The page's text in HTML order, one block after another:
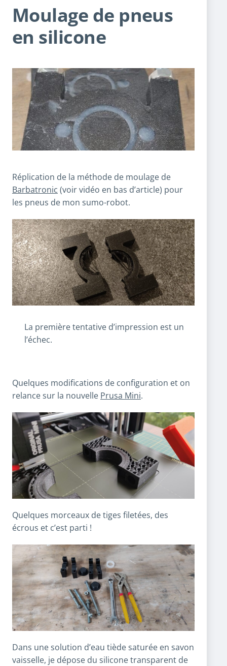
Moulage de pneus
en silicone
Réplication de la méthode de moulage de
Barbatronic (voir vidéo en bas d’article) pour
les pneus de mon sumo-robot.
La première tentative d’impression est un
l’échec.
Quelques modifications de configuration et on
relance sur la nouvelle Prusa Mini.
Quelques morceaux de tiges filetées, des
écrous et c’est parti !
Dans une solution d’eau tiède saturée en savon
vaisselle, je dépose du silicone transparent de